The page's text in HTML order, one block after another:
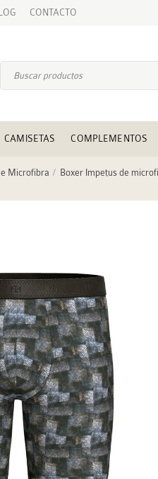
CONTACTO
CAMISETAS COMPLEMENTOS
Microfibra Boxer Impetus de